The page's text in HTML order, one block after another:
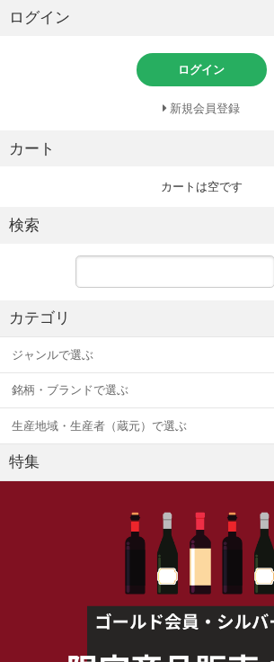
ログイン
ログイン
新規会員登録
カート
カートは空です
検索
カテゴリ
ジャンルで選ぶ
銘柄・ブランドで選ぶ
生産地域・生産者（蔵元）で選ぶ
特集